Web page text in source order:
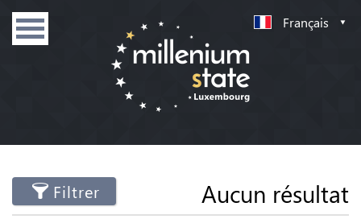
Français
Filtrer Aucun résultat